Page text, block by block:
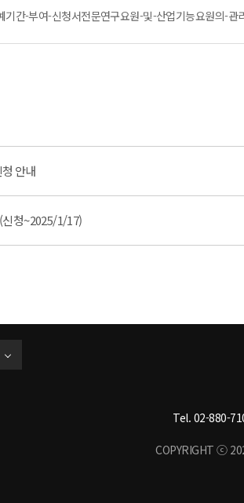
간-부여-신청서전문연구요원-및-산업기능요원의-
안내
신청~2025/1/17)
Tel. 02-880-
COPYRIGHT ⓒ